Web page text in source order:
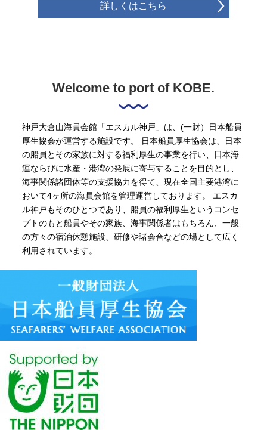
詳しくはこちら
Welcome to port of KOBE.
神戸大倉山海員会館「エスカル神戸」は、(一財）日本船員
厚生協会が運営する施設です。 日本船員厚生協会は、日本
の船員とその家族に対する福利厚生の事業を行い、日本海
運ならびに水産・港湾の発展に寄与することを目的とし、
海事関係諸団体等の支援協力を得て、現在全国主要港湾に
おいて4ヶ所の海員会館を管理運営しております。 エスカ
ル神戸もそのひとつであり、船員の福利厚生というコンセ
プトのもと船員やその家族、海事関係者はもちろん、一般
の方々の宿泊休憩施設、研修や諸会合などの場として広く
利用されています。